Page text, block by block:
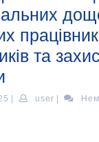
та
| user |